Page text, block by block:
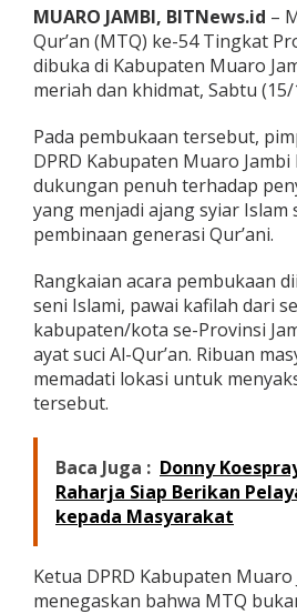
r
o
J
a
m
i
H
a
d
i
r
e
m
b
u
a
T
Q
k
e
5
4
T
MUARO JAMBI, BITNews.id –
Qur’an (MTQ) ke-54 Tingkat
dibuka di Kabupaten Muaro
meriah dan khidmat, Sabtu (15/
Pada pembukaan tersebut,
DPRD Kabupaten Muaro
dukungan penuh terhadap
yang menjadi ajang syiar Islam
pembinaan generasi Qur’ani.
Rangkaian acara pembukaan
seni Islami, pawai kafilah dari
kabupaten/kota se-Provinsi
ayat suci Al-Qur’an. Ribuan
memadati lokasi untuk
tersebut.
Baca Juga : Donny
Raharja Siap Berikan
kepada Masyarakat
Ketua DPRD Kabupaten Muaro
menegaskan bahwa MTQ